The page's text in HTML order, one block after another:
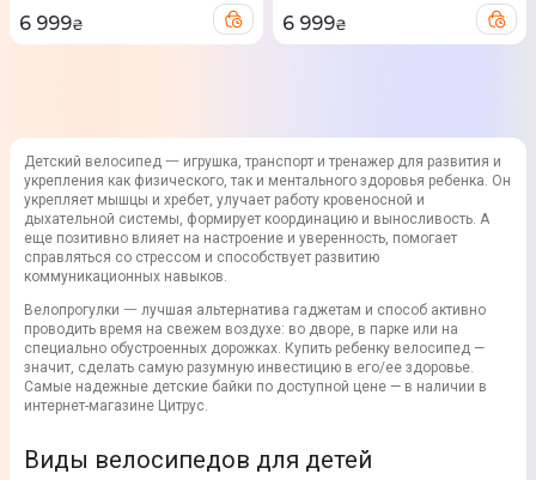
6 999₴ 6 999₴
Детский велосипед 一 игрушка, транспорт и тренажер для развития и
укрепления как физического, так и ментального здоровья ребенка. Он
укрепляет мышцы и хребет, улучает работу кровеносной и
дыхательной системы, формирует координацию и выносливость. А
еще позитивно влияет на настроение и уверенность, помогает
справляться со стрессом и способствует развитию
коммуникационных навыков.
Велопрогулки 一 лучшая альтернатива гаджетам и способ активно
проводить время на свежем воздухе: во дворе, в парке или на
специально обустроенных дорожках. Купить ребенку велосипед —
значит, сделать самую разумную инвестицию в его/ее здоровье.
Самые надежные детские байки по доступной цене — в наличии в
интернет-магазине Цитрус.
Виды велосипедов для детей